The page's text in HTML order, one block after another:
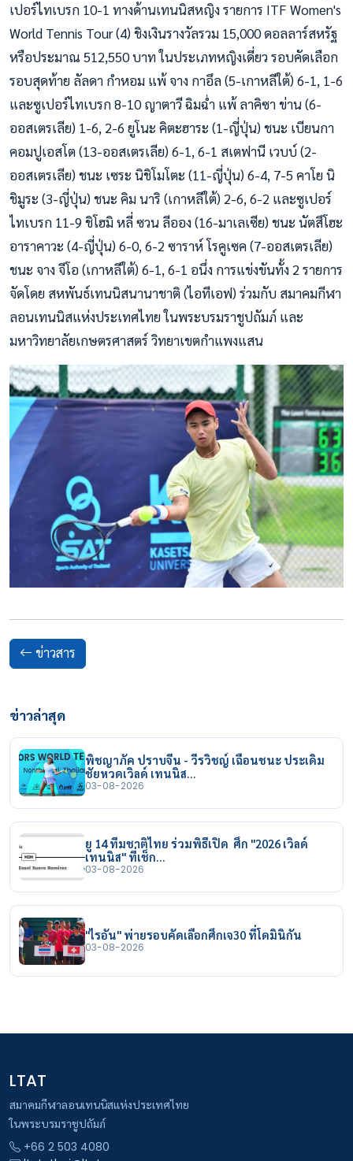
เปอร์ไทเบรก 10-1 ทางด้านเทนนิสหญิง รายการ ITF Women's
World Tennis Tour (4) ชิงเงินรางวัลรวม 15,000 ดอลลาร์สหรัฐ
หรือประมาณ 512,550 บาท ในประเภทหญิงเดี่ยว รอบคัดเลือก
รอบสุดท้าย ลัลดา กำหอม แพ้ จาง กาอึล (5-เกาหลีใต้) 6-1, 1-6
และซูเปอร์ไทเบรก 8-10 ญาตาวี ฉิมฉ่ำ แพ้ ลาคิซา ข่าน (6-
ออสเตรเลีย) 1-6, 2-6 ยูโนะ คิตะฮาระ (1-ญี่ปุ่น) ชนะ เบียนกา
คอมปูเอสโต (13-ออสเตรเลีย) 6-1, 6-1 สเตฟานี เวบบ์ (2-
ออสเตรเลีย) ชนะ เซระ นิชิโมโตะ (11-ญี่ปุ่น) 6-4, 7-5 คาโย นิ
ชิมูระ (3-ญี่ปุ่น) ชนะ คิม นาริ (เกาหลีใต้) 2-6, 6-2 และซูเปอร์
ไทเบรก 11-9 ชิโฮมิ หลี่ ซวน ลีออง (16-มาเลเซีย) ชนะ นัตสึโฮะ
อาราคาวะ (4-ญี่ปุ่น) 6-0, 6-2 ซาราห์ โรคูเซค (7-ออสเตรเลีย)
ชนะ จาง จีโอ (เกาหลีใต้) 6-1, 6-1 อนึ่ง การแข่งขันทั้ง 2 รายการ
จัดโดย สหพันธ์เทนนิสนานาชาติ (ไอทีเอฟ) ร่วมกับ สมาคมกีฬา
ลอนเทนนิสแห่งประเทศไทย ในพระบรมราชูปถัมภ์ และ
มหาวิทยาลัยเกษตรศาสตร์ วิทยาเขตกำแพงแสน
ข่าวสาร
ข่าวล่าสุด
พิชญาภัค ปราบจีน - วีรวิชญ์ เฉือนชนะ ประเดิม
ชัยหวดเวิลด์ เทนนิส…
03-08-2026
ยู 14 ทีมชาติไทย ร่วมพิธีเปิด ศึก "2026 เวิลด์
เทนนิส" ที่เช็ก…
03-08-2026
"ไรอัน" พ่ายรอบคัดเลือกศึกเจ30 ที่โดมินิกัน
03-08-2026
LTAT
สมาคมกีฬาลอนเทนนิสแห่งประเทศไทย
ในพระบรมราชูปถัมภ์
+66 2 503 4080